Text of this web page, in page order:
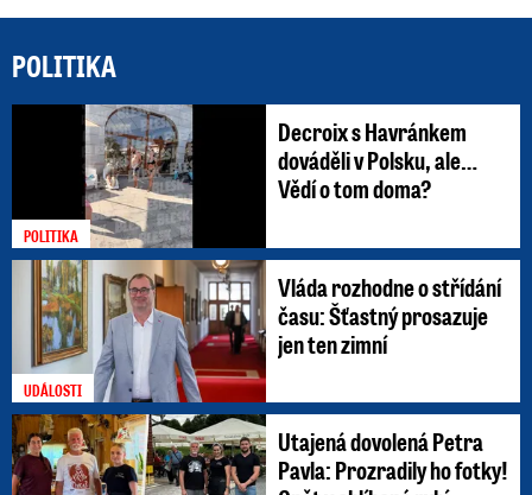
POLITIKA
POLITIKA
Decroix s Havránkem
dováděli v Polsku, ale…
Vědí o tom doma?
UDÁLOSTI
Vláda rozhodne o střídání
času: Šťastný prosazuje
jen ten zimní
Utajená dovolená Petra
Pavla: Prozradily ho fotky!